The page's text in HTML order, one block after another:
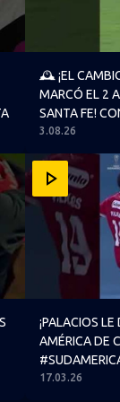
3.08.26
🕰️ ¡EL
MARCÓ EL 2
SANTA FE!
GANARLE
¡PALACIOS
17.03.26
¡PALACIOS
AMÉRICA DE